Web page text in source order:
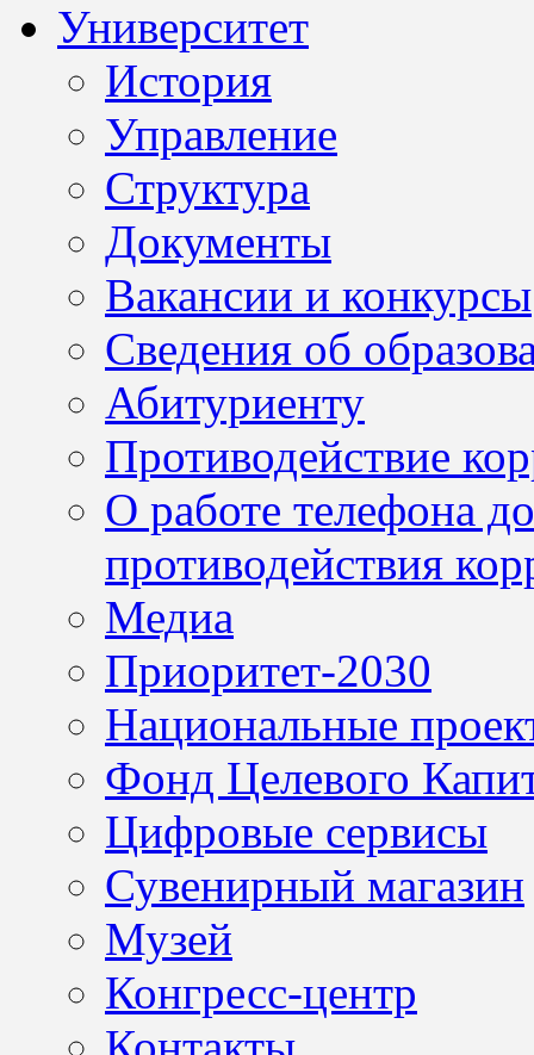
Университет
История
Управление
Структура
Документы
Вакансии и конкурсы
Сведения об
Абитуриенту
Противодействие
О работе телефона
противодействия
Медиа
Приоритет-2030
Национальные
Фонд Целевого
Цифровые сервисы
Сувенирный магазин
Музей
Конгресс-центр